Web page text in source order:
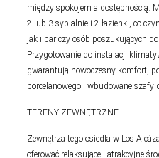
między spokojem a dostępnością.
2 lub 3 sypialnie i 2 łazienki, co
jak i par czy osób poszukujących
Przygotowanie do instalacji
gwarantują nowoczesny komfort,
porcelanowego i wbudowane szafy
TERENY ZEWNĘTRZNE
Zewnętrza tego osiedla w Los
oferować relaksujące i atrakcyjne